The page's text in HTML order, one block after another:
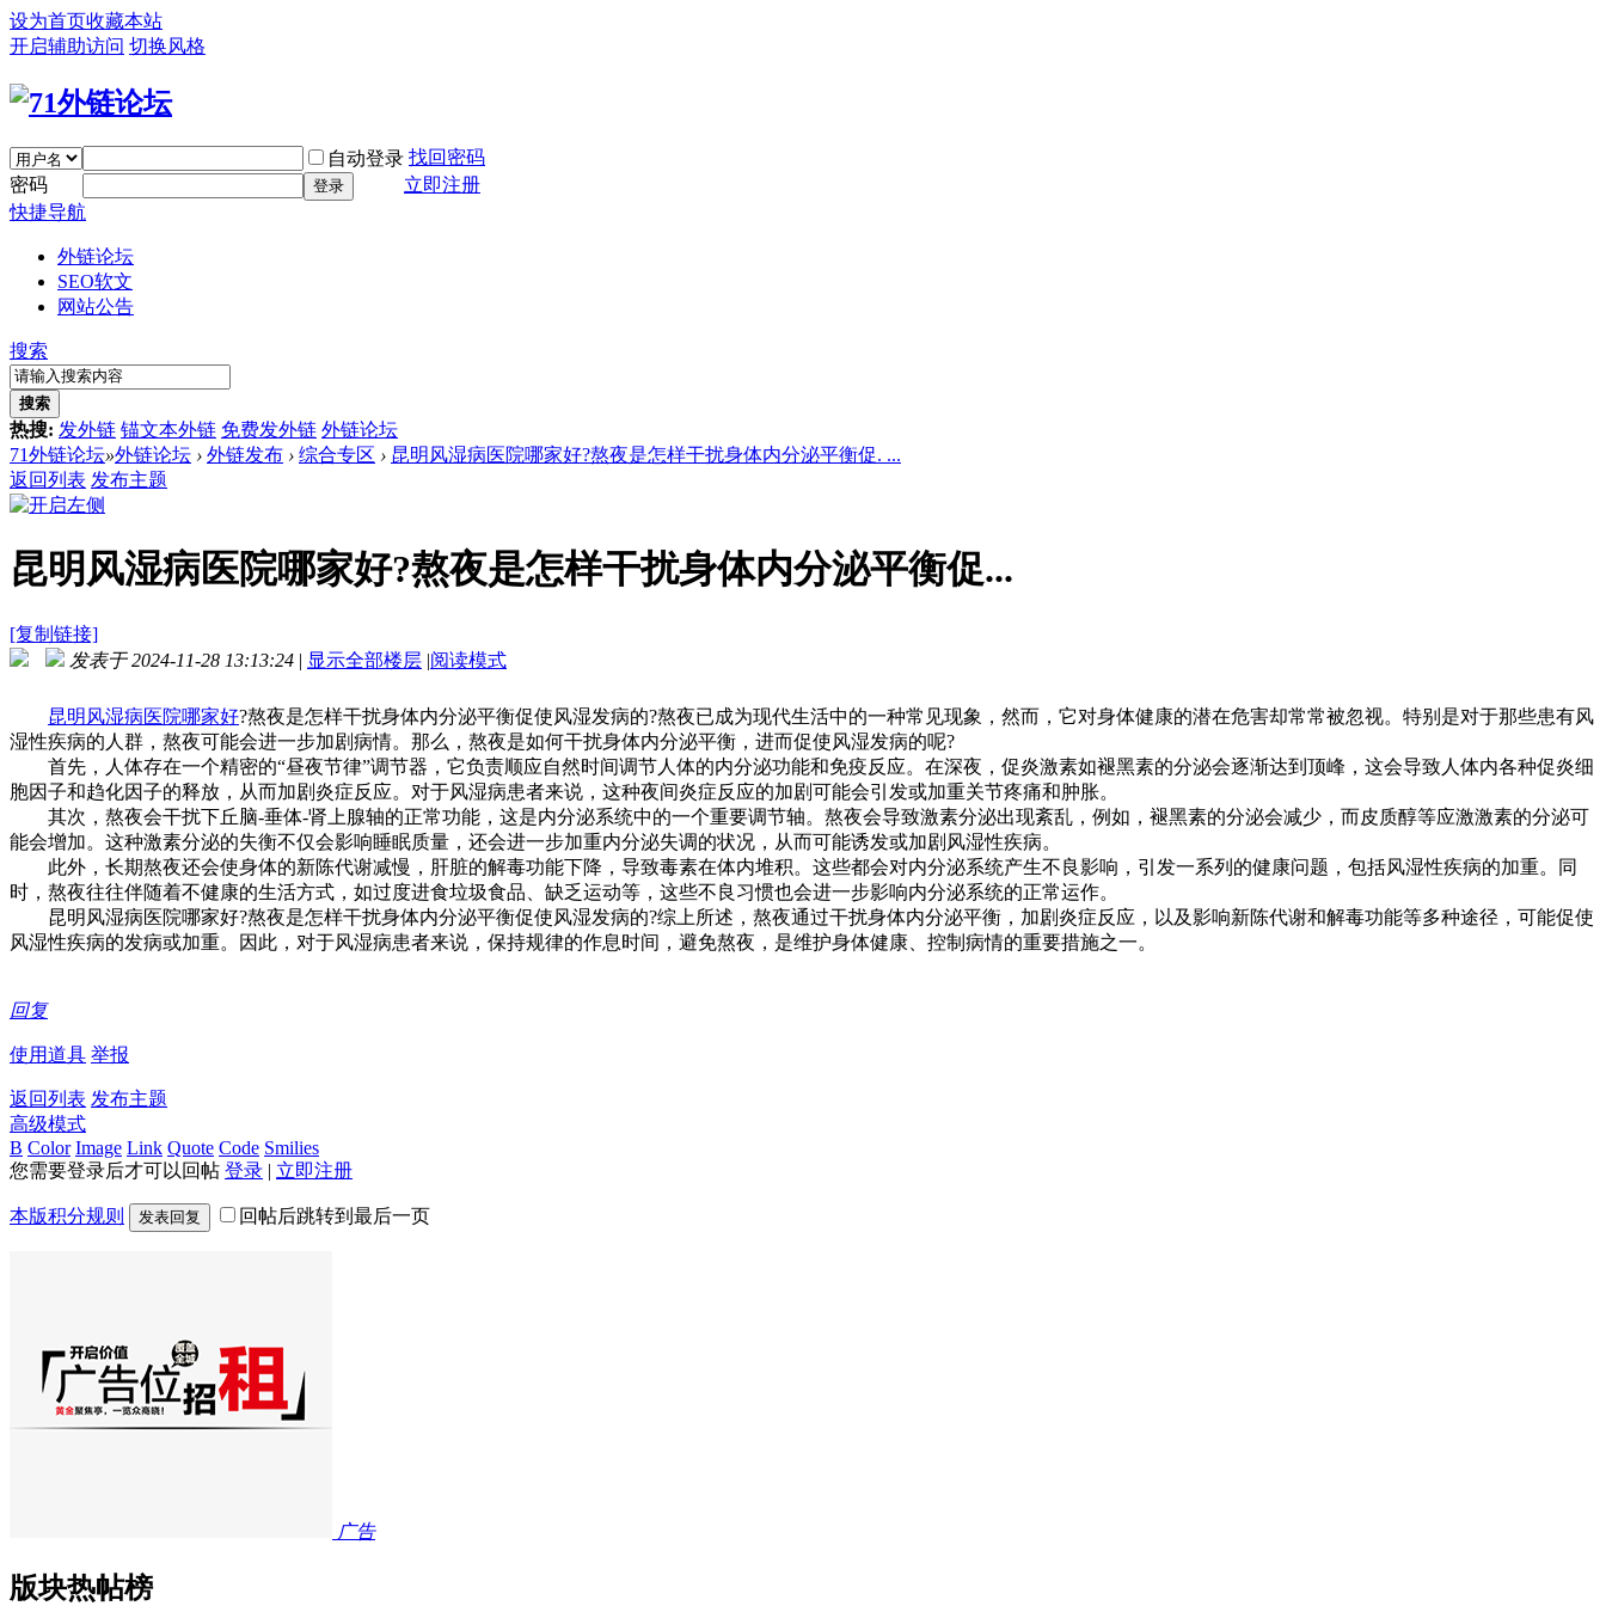
设为首页收藏本站
开启辅助访问 切换风格
自动登录 找回密码
密码
登录
立即注册
快捷导航
外链论坛
SEO软文
网站公告
搜索
搜索
热搜: 发外链 锚文本外链 免费发外链 外链论坛
71外链论坛»外链论坛 › 外链发布 › 综合专区 › 昆明风湿病医院哪家好?熬夜是怎样干扰身体内分泌平衡促. ...
返回列表 发布主题
昆明风湿病医院哪家好?熬夜是怎样干扰身体内分泌平衡促...
[复制链接]
发表于 2024-11-28 13:13:24 | 显示全部楼层 |阅读模式
昆明风湿病医院哪家好?熬夜是怎样干扰身体内分泌平衡促使风湿发病的?熬夜已成为现代生活中的一种常见现象，然而，它对身体健康的潜在危害却常常被忽视。特别是对于那些患有风
湿性疾病的人群，熬夜可能会进一步加剧病情。那么，熬夜是如何干扰身体内分泌平衡，进而促使风湿发病的呢?
首先，人体存在一个精密的“昼夜节律”调节器，它负责顺应自然时间调节人体的内分泌功能和免疫反应。在深夜，促炎激素如褪黑素的分泌会逐渐达到顶峰，这会导致人体内各种促炎细
胞因子和趋化因子的释放，从而加剧炎症反应。对于风湿病患者来说，这种夜间炎症反应的加剧可能会引发或加重关节疼痛和肿胀。
其次，熬夜会干扰下丘脑-垂体-肾上腺轴的正常功能，这是内分泌系统中的一个重要调节轴。熬夜会导致激素分泌出现紊乱，例如，褪黑素的分泌会减少，而皮质醇等应激激素的分泌可
能会增加。这种激素分泌的失衡不仅会影响睡眠质量，还会进一步加重内分泌失调的状况，从而可能诱发或加剧风湿性疾病。
此外，长期熬夜还会使身体的新陈代谢减慢，肝脏的解毒功能下降，导致毒素在体内堆积。这些都会对内分泌系统产生不良影响，引发一系列的健康问题，包括风湿性疾病的加重。同
时，熬夜往往伴随着不健康的生活方式，如过度进食垃圾食品、缺乏运动等，这些不良习惯也会进一步影响内分泌系统的正常运作。
昆明风湿病医院哪家好?熬夜是怎样干扰身体内分泌平衡促使风湿发病的?综上所述，熬夜通过干扰身体内分泌平衡，加剧炎症反应，以及影响新陈代谢和解毒功能等多种途径，可能促使
风湿性疾病的发病或加重。因此，对于风湿病患者来说，保持规律的作息时间，避免熬夜，是维护身体健康、控制病情的重要措施之一。
回复
使用道具 举报
返回列表 发布主题
高级模式
B Color Image Link Quote Code Smilies
您需要登录后才可以回帖 登录 | 立即注册
本版积分规则 发表回复 回帖后跳转到最后一页
广告
版块热帖榜